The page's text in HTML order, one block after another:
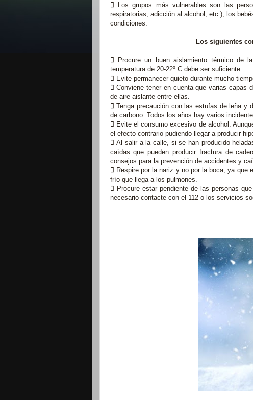
 Los grupos más vulnerables son las
respiratorias, adicción al alcohol, etc.), los
condiciones.
Los siguientes
 Procure un buen aislamiento térmico de
temperatura de 20-22º C debe ser suficiente.
 Evite permanecer quieto durante mucho
 Conviene tener en cuenta que varias capas
de aire aislante entre ellas.
 Tenga precaución con las estufas de leña y
de carbono. Todos los años hay varios
 Evite el consumo excesivo de alcohol.
el efecto contrario pudiendo llegar a producir
 Al salir a la calle, si se han producido
caídas que pueden producir fractura de
consejos para la prevención de accidentes y
 Respire por la nariz y no por la boca, ya
frío que llega a los pulmones.
 Procure estar pendiente de las personas
necesario contacte con el 112 o los servicios